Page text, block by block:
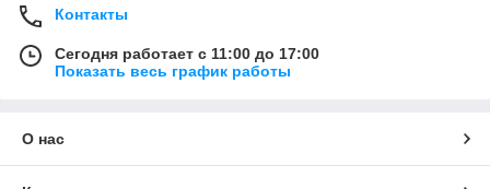
Контакты
Сегодня работает с 11:00 до 17:00
Показать весь график работы
О нас